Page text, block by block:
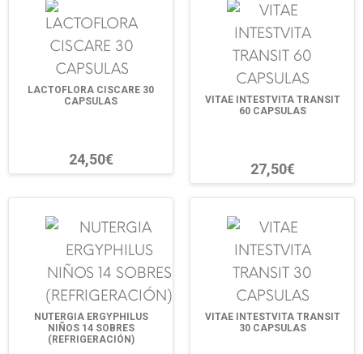
LACTOFLORA CISCARE 30
CAPSULAS
24,50€
VITAE INTESTVITA TRANSIT
60 CAPSULAS
27,50€
NUTERGIA ERGYPHILUS
NIÑOS 14 SOBRES
(REFRIGERACIÓN)
VITAE INTESTVITA TRANSIT
30 CAPSULAS